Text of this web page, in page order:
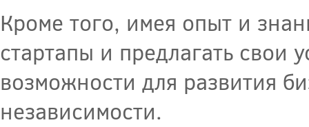
Кроме того, имея опыт и
стартапы и предлагать свои
возможности для развития
независимости.